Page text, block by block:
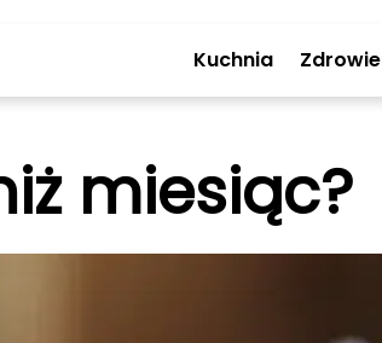
Kuchnia Zdrowie
miesiąc?